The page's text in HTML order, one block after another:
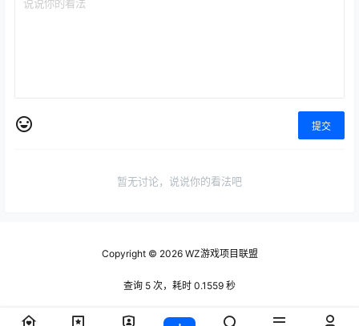
提交
暂无讨论，说说你的看法吧
Copyright © 2026WZ游戏项目联盟
查询 5 次，耗时 0.1559 秒